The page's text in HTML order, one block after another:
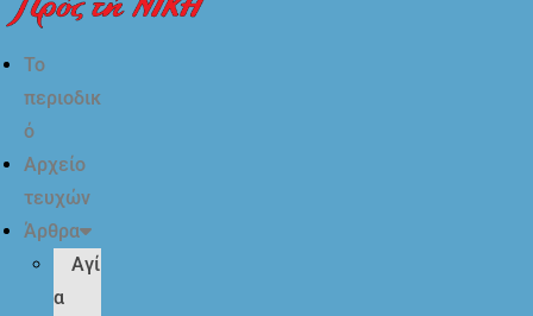
Το
περιοδικ
ό
Αρχείο
τευχών
Άρθρα
Αγί
α